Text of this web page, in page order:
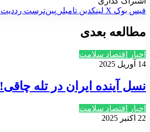
فیس بوک X لینکدین ‫تامبلر ‫پین‌ترست ‫رددیت
مطالعه بعدی
اخبار اقتصاد سلامت
14 آوریل 2025
نسل آینده ایران در تله چاقی!
اخبار اقتصاد سلامت
22 اکتبر 2025